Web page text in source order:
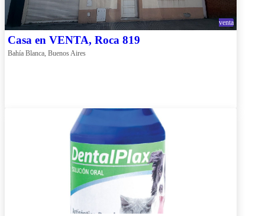
venta
Casa en VENTA, Roca 819
Bahía Blanca, Buenos Aires